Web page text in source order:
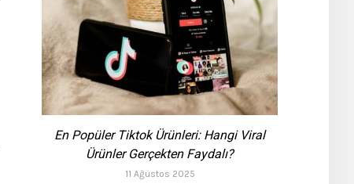
En Popüler Tiktok Ürünleri: Hangi Viral
Ürünler Gerçekten Faydalı?
11 Ağustos 2025